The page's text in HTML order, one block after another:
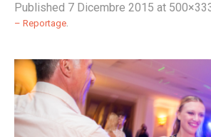
Published 7 Dicembre 2015 at
– Reportage.